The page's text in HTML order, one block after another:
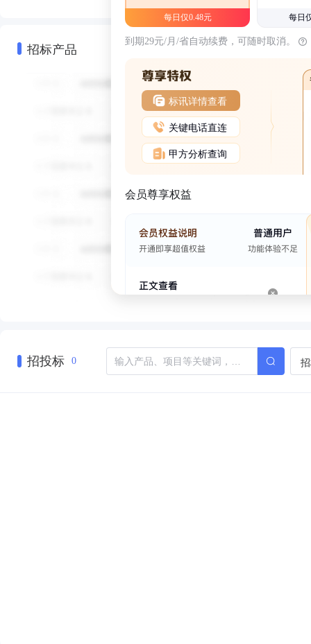
招标产品
每日仅0.48元 每日
到期29元/月/省自动续费，可随时取消。
标讯详情查看
关键电话直连
甲方分析查询
会员尊享权益
招投标 0